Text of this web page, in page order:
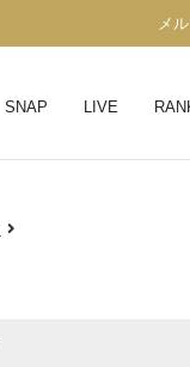
メ
SNAP LIVE